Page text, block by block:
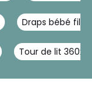
Draps bébé fille
Tour de lit